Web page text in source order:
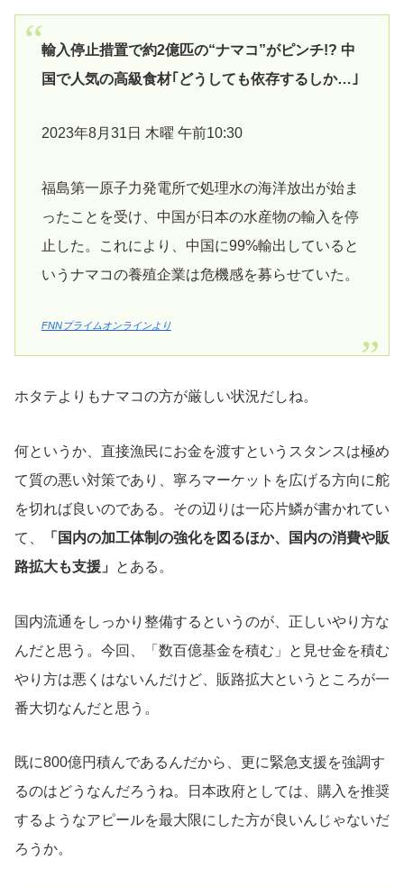
輸入停止措置で約2億匹の“ナマコ”がピンチ!? 中
国で人気の高級食材｢どうしても依存するしか…｣
2023年8月31日 木曜 午前10:30
福島第一原子力発電所で処理水の海洋放出が始ま
ったことを受け、中国が日本の水産物の輸入を停
止した。これにより、中国に99%輸出していると
いうナマコの養殖企業は危機感を募らせていた。
FNNプライムオンラインより
ホタテよりもナマコの方が厳しい状況だしね。
何というか、直接漁民にお金を渡すというスタンスは極め
て質の悪い対策であり、寧ろマーケットを広げる方向に舵
を切れば良いのである。その辺りは一応片鱗が書かれてい
て、
「国内の加工体制の強化を図るほか、国内の消費や販
路拡大も支援」
とある。
国内流通をしっかり整備するというのが、正しいやり方な
んだと思う。今回、「数百億基金を積む」と見せ金を積む
やり方は悪くはないんだけど、販路拡大というところが一
番大切なんだと思う。
既に800億円積んであるんだから、更に緊急支援を強調す
るのはどうなんだろうね。日本政府としては、購入を推奨
するようなアピールを最大限にした方が良いんじゃないだ
ろうか。